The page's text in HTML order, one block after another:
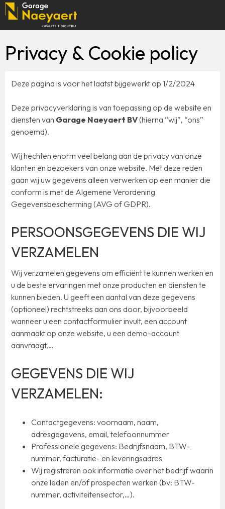
Privacy & Cookie policy
Deze pagina is voor het laatst bijgewerkt op 1/2/2024
Deze privacyverklaring is van toepassing op de website en
diensten van Garage Naeyaert BV(hierna “wij”, “ons”
genoemd).
Wij hechten enorm veel belang aan de privacy van onze
klanten en bezoekers van onze website. Met deze reden
gaan wij uw gegevens alleen verwerken op een manier die
conform is met de Algemene Verordening
Gegevensbescherming (AVG of GDPR).
PERSOONSGEGEVENS DIE WIJ
VERZAMELEN
Wij verzamelen gegevens om efficiënt te kunnen werken en
u de beste ervaringen met onze producten en diensten te
kunnen bieden. U geeft een aantal van deze gegevens
(optioneel) rechtstreeks aan ons door, bijvoorbeeld
wanneer u een contactformulier invult, een account
aanmaakt op onze website, u een demo-account
aanvraagt,…
GEGEVENS DIE WIJ
VERZAMELEN:
Contactgegevens: voornaam, naam,
adresgegevens, email, telefoonnummer
Professionele gegevens: Bedrijfsnaam, BTW-
nummer, facturatie- en leveringsadres
Wij registreren ook informatie over het bedrijf waarin
onze leden en/of prospecten werken (bv: BTW-
nummer, activiteitensector,…).